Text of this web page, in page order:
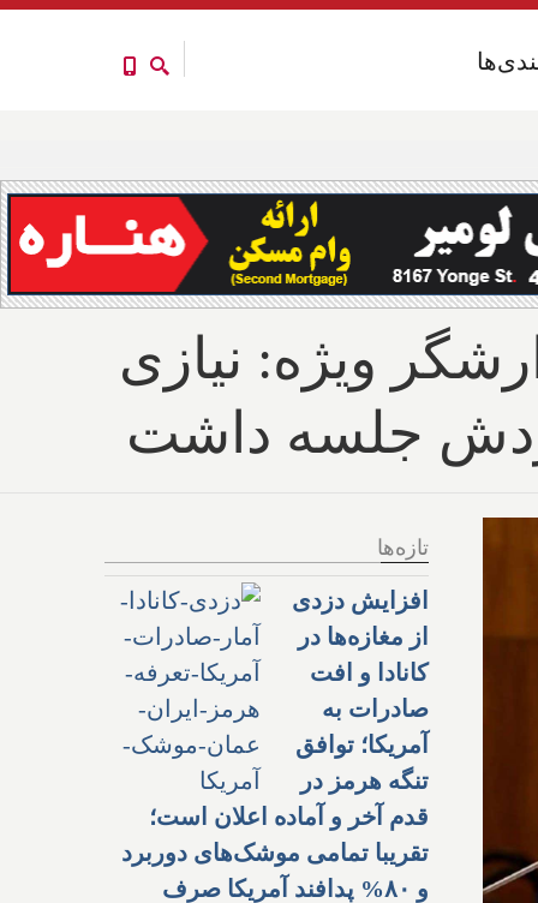
ویژه: نیازی
جلسه داشت
تازه‌ها
افزایش دزدی
از مغازه‌ها در
کانادا و افت
صادرات به
آمریکا؛ توافق
تنگه هرمز در
قدم آخر و آماده اعلان است؛
تقریبا تمامی موشک‌های دوربرد
و ۸۰% پدافند آمریکا صرف